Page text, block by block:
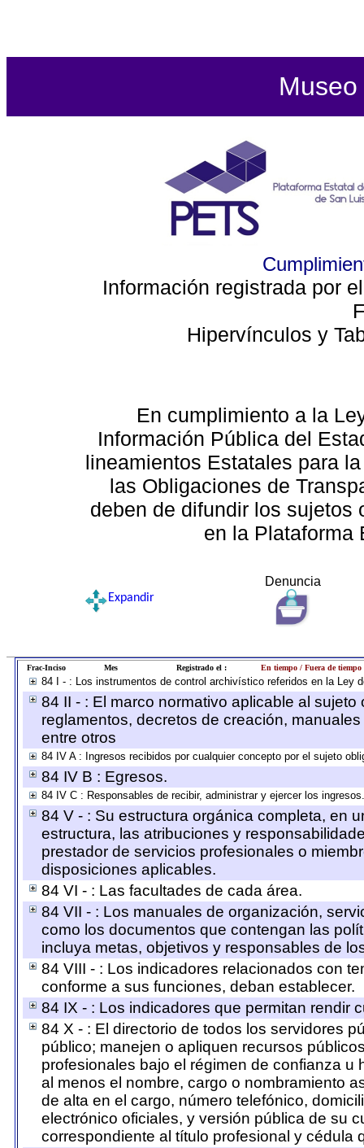
Información registrada por
Hipervínculos y
En cumplimiento a la
Información Pública del
lineamientos Estatales para
las Obligaciones de
deben de difundir los sujetos
en la Plataforma
Denuncia
Expandir
Frac-Inciso Mes Registrado el : En tiempo / Fuera de tiempo
84 I - : Los instrumentos de control archivístico referidos en la Ley
84 II - : El marco normativo aplicable al
reglamentos, decretos de creación,
entre otros
84 IV A : Ingresos recibidos por cualquier concepto por el sujeto
84 IV B : Egresos.
84 IV C : Responsables de recibir, administrar y ejercer los ingresos.
84 V - : Su estructura orgánica completa, en
estructura, las atribuciones y
prestador de servicios profesionales o
disposiciones aplicables.
84 VI - : Las facultades de cada área.
84 VII - : Los manuales de organización,
como los documentos que contengan las
incluya metas, objetivos y responsables de
84 VIII - : Los indicadores relacionados con
conforme a sus funciones, deban establecer.
84 IX - : Los indicadores que permitan rendir
84 X - : El directorio de todos los servidores
público; manejen o apliquen recursos
profesionales bajo el régimen de confianza u
al menos el nombre, cargo o nombramiento
de alta en el cargo, número telefónico,
electrónico oficiales, y versión pública de su
correspondiente al título profesional y cédula